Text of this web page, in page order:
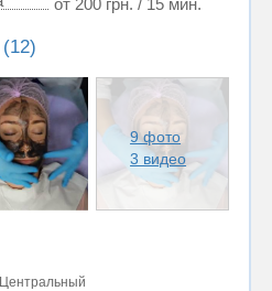
от 200 грн. / 15 мин.
9 фото
3 видео